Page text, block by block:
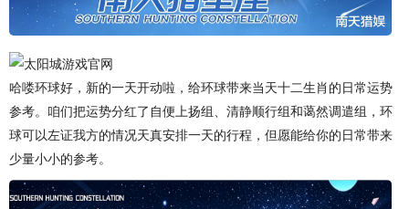
哈喽环球好，新的一天开动啦，给环球带来当天十二生肖的日常运势
参考。咱们把运势分红了自便上扬组、清静顺行组和蔼然调遣组，环
球可以左证我方的情况天真安排一天的行程，但愿能给你的日常带来
少量小小的参考。